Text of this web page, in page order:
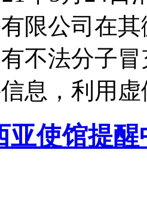
限公司在
不法分子
息，利用虚
亚使馆提